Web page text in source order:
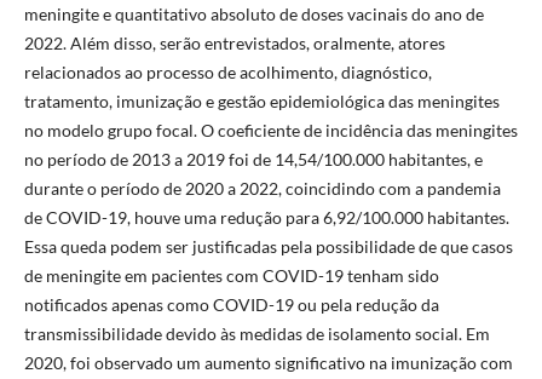
meningite e quantitativo absoluto de doses vacinais do ano de
2022. Além disso, serão entrevistados, oralmente, atores
relacionados ao processo de acolhimento, diagnóstico,
tratamento, imunização e gestão epidemiológica das meningites
no modelo grupo focal. O coeficiente de incidência das meningites
no período de 2013 a 2019 foi de 14,54/100.000 habitantes, e
durante o período de 2020 a 2022, coincidindo com a pandemia
de COVID-19, houve uma redução para 6,92/100.000 habitantes.
Essa queda podem ser justificadas pela possibilidade de que casos
de meningite em pacientes com COVID-19 tenham sido
notificados apenas como COVID-19 ou pela redução da
transmissibilidade devido às medidas de isolamento social. Em
2020, foi observado um aumento significativo na imunização com